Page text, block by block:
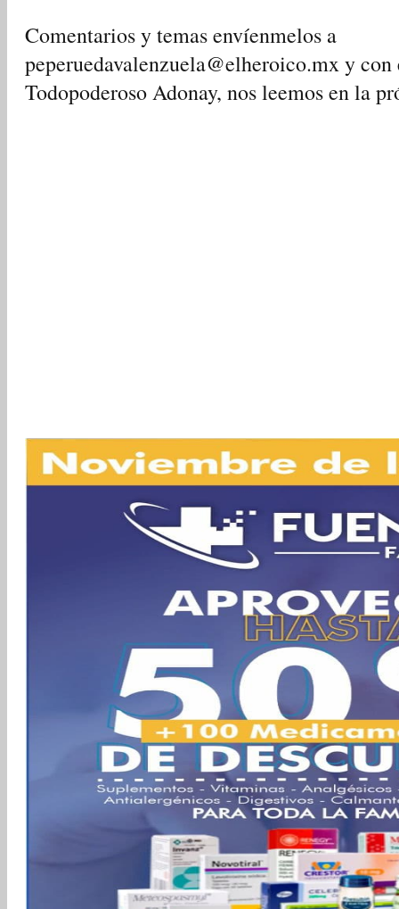
Comentarios y temas envíenmelos a
peperuedavalenzuela@elheroico.mx y
Todopoderoso Adonay, nos leemos en la